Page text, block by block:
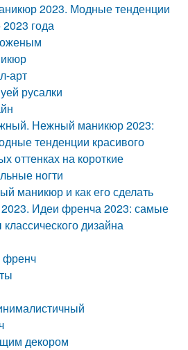
2023. Модные тенденции
года
арт
русалки
Нежный маникюр 2023:
тенденции красивого
оттенках на короткие
ногти
маникюр и как его сделать
Идеи френча 2023: самые
дизайна
френч
декором